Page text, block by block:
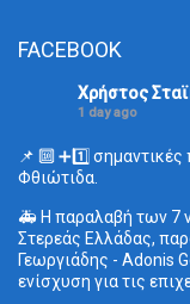
FACEBOOK
Χρήστος
1 day ago
📌 🔟 ➕1️⃣
Φθιώτιδα.
🚑 Η παραλαβή των 7
Στερεάς Ελλάδας,
Γεωργιάδης - Adonis
ενίσχυση για τις